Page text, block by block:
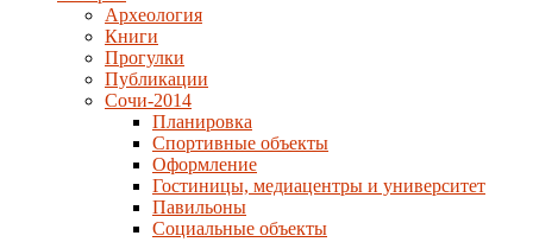
Археология
Книги
Прогулки
Публикации
Сочи-2014
Планировка
Спортивные объекты
Оформление
Гостиницы, медиацентры и университет
Павильоны
Социальные объекты